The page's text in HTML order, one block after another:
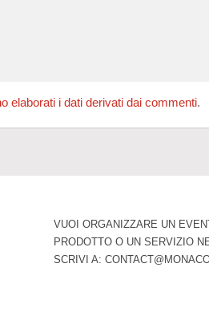
elaborati i dati derivati dai commenti.
VUOI ORGANIZZARE UN
PRODOTTO O UN SERVIZIO
SCRIVI A: